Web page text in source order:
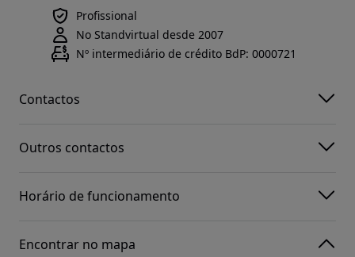
Profissional
No Standvirtual desde 2007
Nº intermediário de crédito BdP: 0000721
Contactos
Outros contactos
Horário de funcionamento
Encontrar no mapa